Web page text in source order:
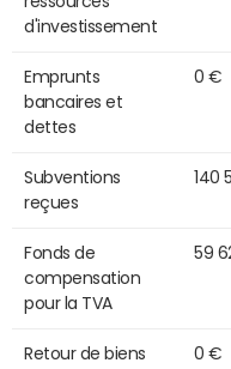
d'investissement
Emprunts
bancaires et
dettes
0 €
Subventions
reçues
140
Fonds de
compensation
pour la TVA
59
Retour de biens
0 €